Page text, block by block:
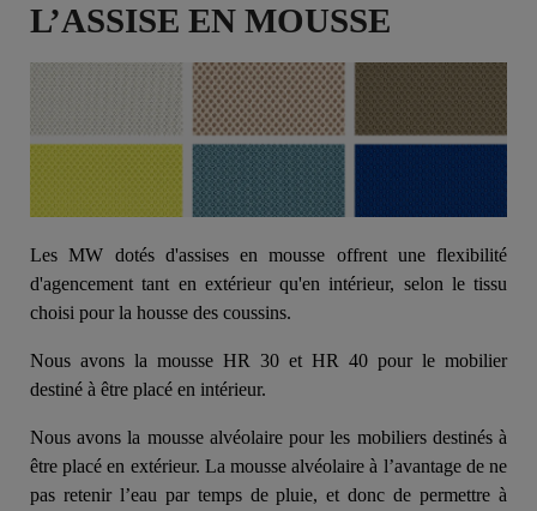
L’ASSISE EN MOUSSE
Les MW dotés d'assises en mousse offrent une flexibilité
d'agencement tant en extérieur qu'en intérieur, selon le tissu
choisi pour la housse des coussins.
Nous avons la mousse HR 30 et HR 40 pour le mobilier
destiné à être placé en intérieur.
Nous avons la mousse alvéolaire pour les mobiliers destinés à
être placé en extérieur. La mousse alvéolaire à l’avantage de ne
pas retenir l’eau par temps de pluie, et donc de permettre à